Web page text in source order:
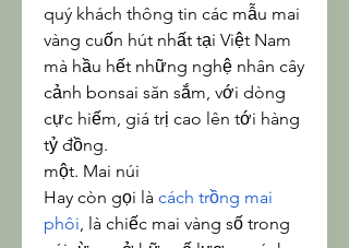
quý khách thông tin các mẫu mai
vàng cuốn hút nhất tại Việt Nam
mà hầu hết những nghệ nhân cây
cảnh bonsai săn sắm, với dòng
cực hiếm, giá trị cao lên tới hàng
tỷ đồng.
một. Mai núi
Hay còn gọi là cách trồng mai
phôi, là chiếc mai vàng số trong